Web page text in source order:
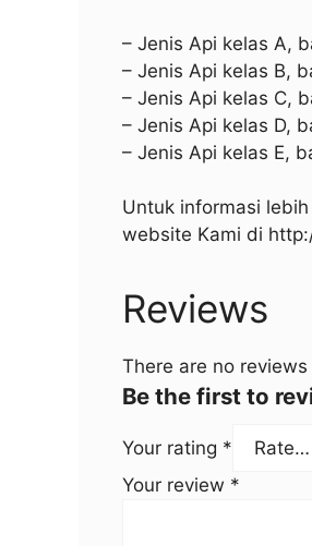
– Jenis Api kelas A,
– Jenis Api kelas B,
– Jenis Api kelas C,
– Jenis Api kelas D,
– Jenis Api kelas E,
Untuk informasi
website Kami di
Reviews
There are no reviews
Be the first to
Your rating *
Your review *